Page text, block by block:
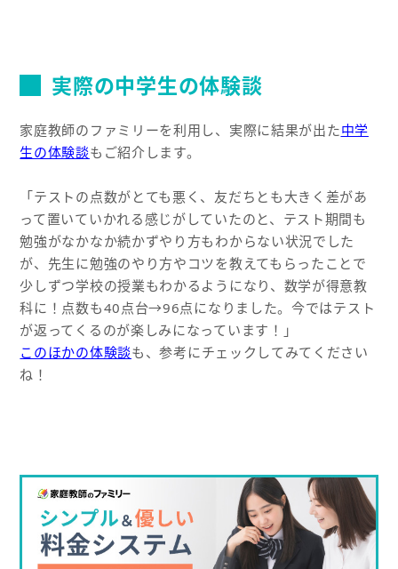
実際の中学生の体験談
家庭教師のファミリーを利用し、実際に結果が出た中学
生の体験談もご紹介します。
「テストの点数がとても悪く、友だちとも大きく差があ
って置いていかれる感じがしていたのと、テスト期間も
勉強がなかなか続かずやり方もわからない状況でした
が、先生に勉強のやり方やコツを教えてもらったことで
少しずつ学校の授業もわかるようになり、数学が得意教
科に！点数も40点台→96点になりました。今ではテスト
が返ってくるのが楽しみになっています！」
このほかの体験談も、参考にチェックしてみてください
ね！